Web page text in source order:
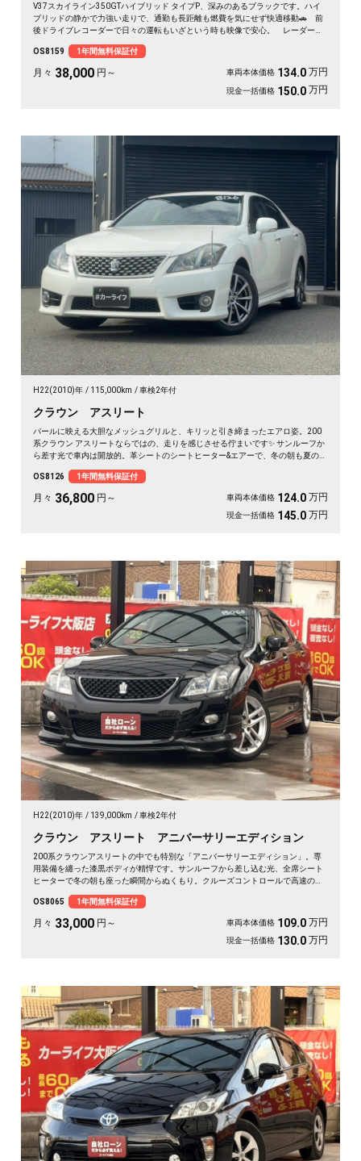
V37スカイライン350GTハイブリッド タイプP、深みのあるブラックです。ハイ
ブリッドの静かで力強い走りで、通勤も長距離も燃費を気にせず快適移動🚗 前
後ドライブレコーダーで日々の運転もいざという時も映像で安心。 レーダーク
と停められます。 仕事帰りにふらっと遠出したくなる、そんな相棒です✨ 高
級セダンがお値打ち、《1年保証付》で気持ちよく乗り出せます💫👍
OS8159 1年間無料保証付
月々 38,000 円～ 車両本体価格 134.0 万円
現金一括価格 150.0 万円
H22(2010)年 115,000km 車検2年付
クラウン アスリート
パールに映える大胆なメッシュグリルと、キリッと引き締まったエアロ姿。200
系クラウン アスリートならではの、走りを感じさせる佇まいです✨ サンルーフか
ら差す光で車内は開放的。革シートのシートヒーター&エアーで、冬の朝も夏の蒸
ります🚗 気になる車は早めのチェックがおすすめ。《1年保証付》でお届けしま
す👑
OS8126 1年間無料保証付
月々 36,800 円～ 車両本体価格 124.0 万円
現金一括価格 145.0 万円
H22(2010)年 139,000km 車検2年付
クラウン アスリート アニバーサリーエディション
200系クラウンアスリートの中でも特別な「アニバーサリーエディション」。専
用装備を纏った漆黒ボディが精悍です。サンルーフから差し込む光、全席シート
ヒーターで冬の朝も座った瞬間からぬくもり。クルーズコントロールで高速の長
台。走りと快適が揃った特別仕様を、日々の相棒に🚗✨💎👑😎《1年保証付》
OS8065 1年間無料保証付
月々 33,000 円～ 車両本体価格 109.0 万円
現金一括価格 130.0 万円